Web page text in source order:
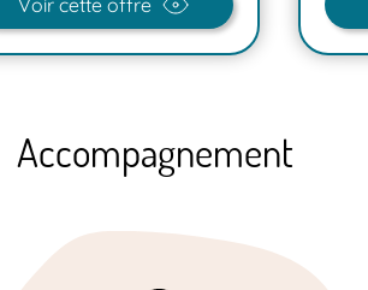
Accompagnement